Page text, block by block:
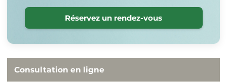
Réservez un rendez-vous
Consultation en ligne